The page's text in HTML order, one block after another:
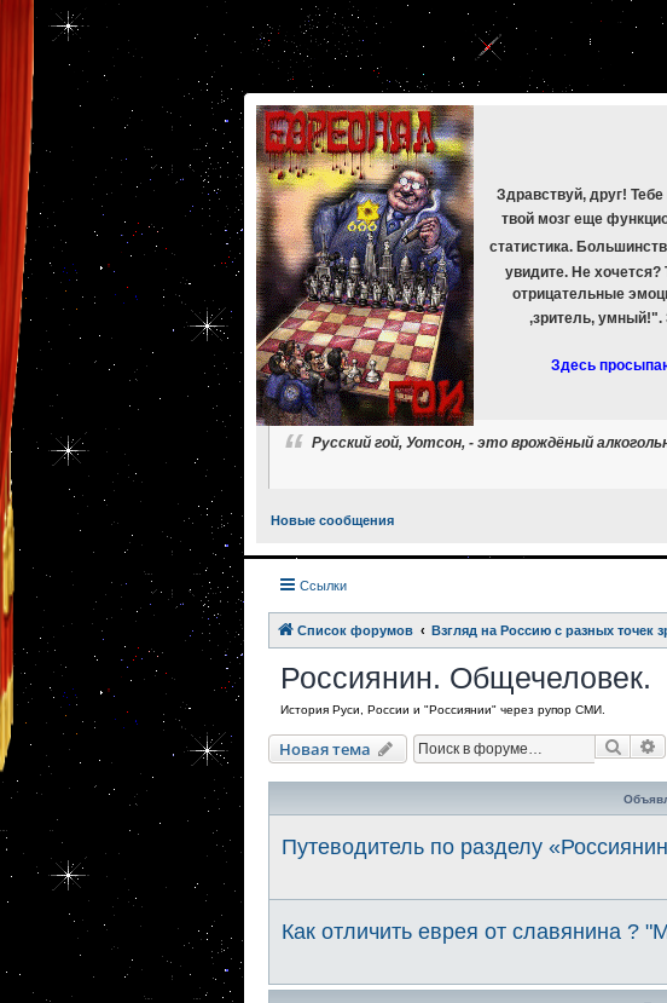
[phpBB Debug] PHP Warning : in file [ROOT]/phpbb/db/driver/mysqli.php
mysqli_fetch_assoc():
[phpBB Debug] PHP Warning
[ROOT]/phpbb/db/driver/mysqli.php
mysqli_free_result(): Couldn't
[phpBB Debug] PHP Warning
: in file [ROOT]/phpbb/db/driver/mysqli.php 265 :mysqli_fetch_assoc():
[phpBB Debug] PHP Warning
: in file [ROOT]/phpbb/db/driver/mysqli.php on line 329 :mysqli_free_result(): Couldn't
[phpBB Debug] PHP Warning
[ROOT]/phpbb/db/driver/mysqli.php on line 265 : mysqli_fetch_assoc():
[phpBB Debug] PHP Warning
[ROOT]/phpbb/db/driver/mysqli.php on line mysqli_free_result(): Couldn't
Здравствуй, друг!
твой мозг еще
статистика.
увидите. Не
отрицательные
,зритель, умный!".
Здесь
Русский гой, Уотсон, - это врождёный
Новые сообщения
Ссылки
Список форумов Взгляд на Россию с разных точек
Россиянин. Общечеловек.
История Руси, России и "Россиянии" через рупор СМИ.
Новая тема Поиск
Путеводитель по разделу
Как отличить еврея от славянина ?